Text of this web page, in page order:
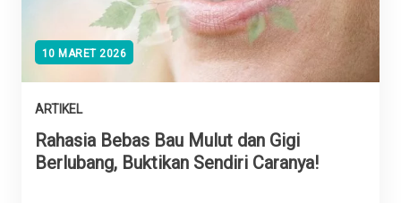
10 MARET 2026
ARTIKEL
Rahasia Bebas Bau Mulut dan Gigi
Berlubang, Buktikan Sendiri Caranya!